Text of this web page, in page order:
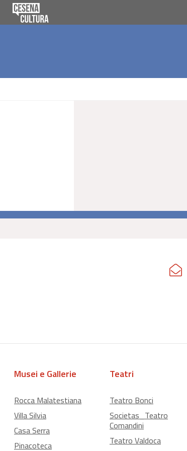
Musei e Gallerie
Rocca Malatestiana
Villa Silvia
Casa Serra
Pinacoteca
Teatri
Teatro Bonci
Societas_Teatro
Comandini
Teatro Valdoca